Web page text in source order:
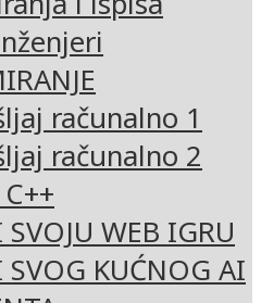
računalno 1
računalno 2
WEB IGRU
SVOG KUĆNOG AI